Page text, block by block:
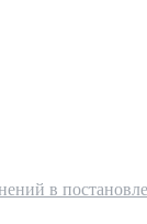
в